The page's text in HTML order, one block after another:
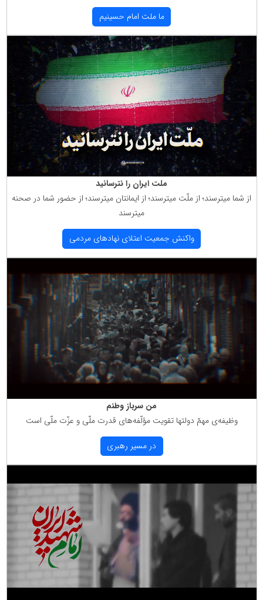
ما ملت امام حسینیم
ملت ایران را نترسانید
از شما میترسند؛ از ملّت میترسند؛ از ایمانتان میترسند؛ از حضور شما در صحنه
میترسند
واكنش جمعیت اعتلای نهادهای مردمی
من سرباز وطنم
وظیفه‌ی مهمّ دولتها تقویت مؤلّفه‌های قدرت ملّی و عزّت ملّی است
در مسیر رهبری